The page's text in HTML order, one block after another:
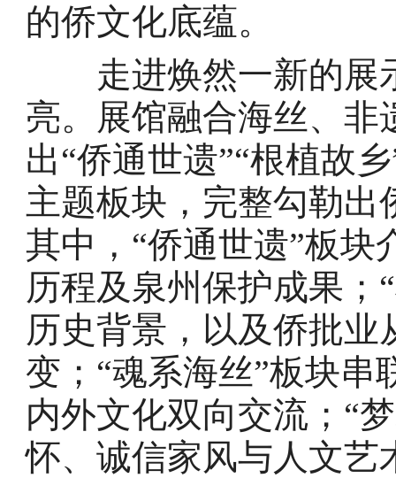
的侨文化底蕴。
走进焕然一新的展
亮。展馆融合海丝、非
出“侨通世遗”“根植故
主题板块，完整勾勒
其中，“侨通世遗”板
历程及泉州保护成果；
历史背景，以及侨批
变；“魂系海丝”板块
内外文化双向交流；“
怀、诚信家风与人文艺